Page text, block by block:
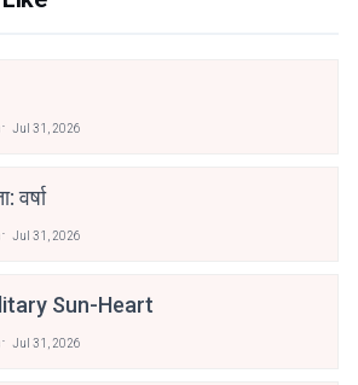
Jul 31, 2026
वर्षा
Jul 31, 2026
Sun-Heart
Jul 31, 2026